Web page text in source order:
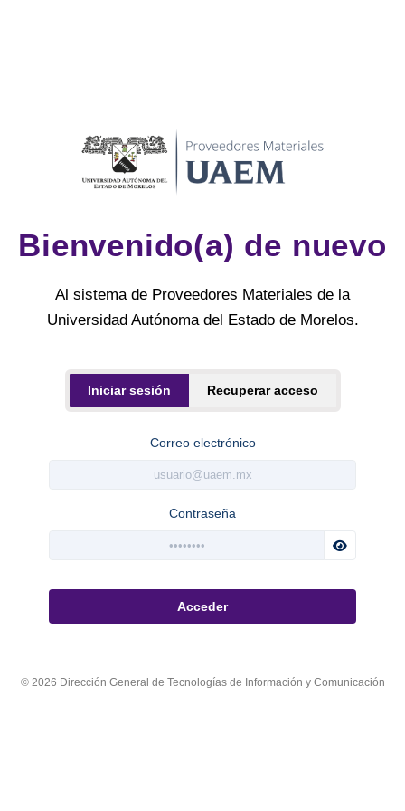
Bienvenido(a) de nuevo
Al sistema de Proveedores Materiales de la
Universidad Autónoma del Estado de Morelos.
Iniciar sesión Recuperar acceso
Correo electrónico
Contraseña
Acceder
© 2026 Dirección General de Tecnologías de Información y Comunicación